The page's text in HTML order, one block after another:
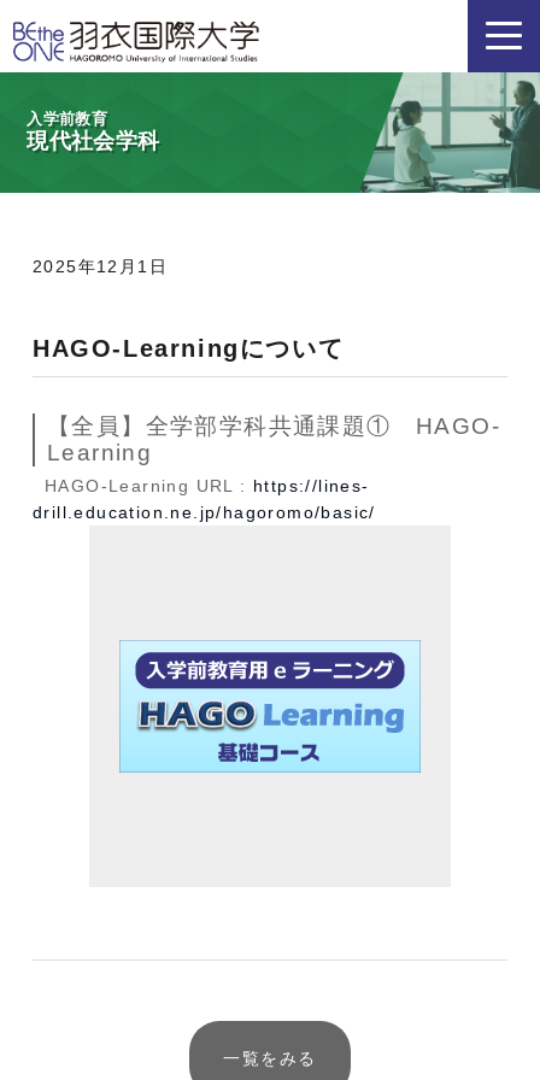
入学前教育
現代社会学科
2025年12月1日
HAGO-Learningについて
【全員】全学部学科共通課題① HAGO-
Learning
HAGO-Learning URL : https://lines-
drill.education.ne.jp/hagoromo/basic/
一覧をみる